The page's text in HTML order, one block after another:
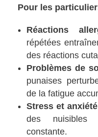
Pour les
Réactions
répétées
des réactions
Problèmes de
punaises
de la fatigue
Stress et
des nuisibles
constante.